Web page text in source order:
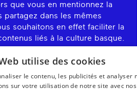
que vous en mentionnez la
partagez dans les mêmes
souhaitons en effet faciliter la
liés à la culture basque.
utilise des cookies
le contenu, les publicités et analyser
sur votre utilisation de notre site avec